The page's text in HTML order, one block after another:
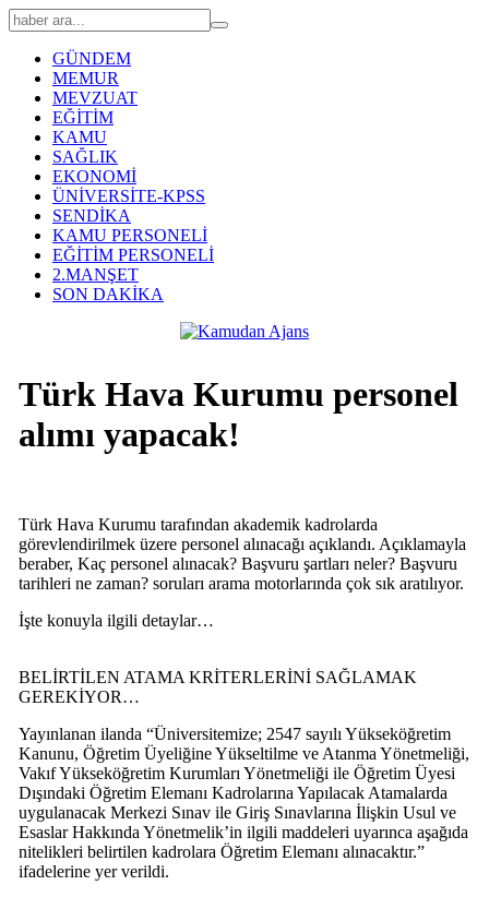
GÜNDEM
MEMUR
MEVZUAT
EĞİTİM
KAMU
SAĞLIK
EKONOMİ
ÜNİVERSİTE-KPSS
SENDİKA
KAMU PERSONELİ
EĞİTİM PERSONELİ
2.MANŞET
SON DAKİKA
Türk Hava Kurumu personel
alımı yapacak!
Türk Hava Kurumu tarafından akademik kadrolarda
görevlendirilmek üzere personel alınacağı açıklandı. Açıklamayla
beraber, Kaç personel alınacak? Başvuru şartları neler? Başvuru
tarihleri ne zaman? soruları arama motorlarında çok sık aratılıyor.
İşte konuyla ilgili detaylar…
BELİRTİLEN ATAMA KRİTERLERİNİ SAĞLAMAK
GEREKİYOR…
Yayınlanan ilanda “Üniversitemize; 2547 sayılı Yükseköğretim
Kanunu, Öğretim Üyeliğine Yükseltilme ve Atanma Yönetmeliği,
Vakıf Yükseköğretim Kurumları Yönetmeliği ile Öğretim Üyesi
Dışındaki Öğretim Elemanı Kadrolarına Yapılacak Atamalarda
uygulanacak Merkezi Sınav ile Giriş Sınavlarına İlişkin Usul ve
Esaslar Hakkında Yönetmelik’in ilgili maddeleri uyarınca aşağıda
nitelikleri belirtilen kadrolara Öğretim Elemanı alınacaktır.”
ifadelerine yer verildi.